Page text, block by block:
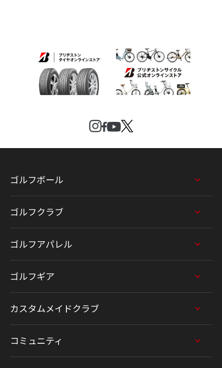
ゴルフボール
ゴルフクラブ
ゴルフアパレル
ゴルフギア
カスタムメイドクラブ
コミュニティ